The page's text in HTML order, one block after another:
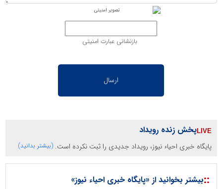
بازنشانی عبارت امنیتی
پخش زنده رویداد
پایگاه خبری احیاء نیوز، رویداد جدیدی را ثبت نکرده است. (بیشتر بدانید)
::بیشتر بخوانید از «پایگاه خبری احیاء نیوز»